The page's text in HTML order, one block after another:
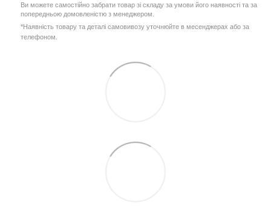
Ви можете самостійно забрати товар зі складу за умови його наявності та за
попередньою домовленістю з менеджером.
*Наявність товару та деталі самовивозу уточнюйте в месенджерах або за
телефоном.